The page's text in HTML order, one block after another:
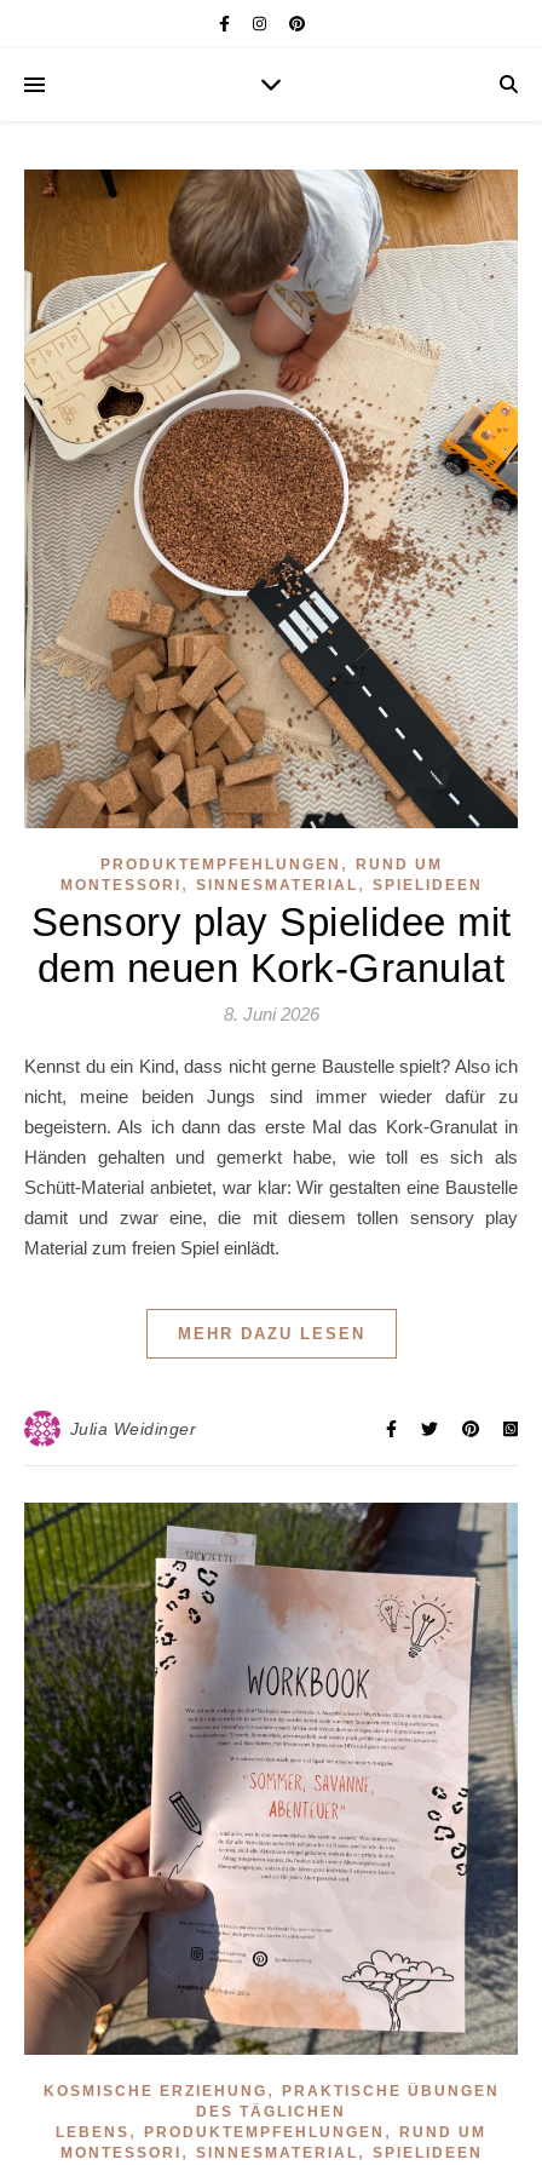
PRODUKTEMPFEHLUNGEN ,
RUND UM
MONTESSORI
, SINNESMATERIAL , SPIELIDEEN
Sensory play Spielidee mit
dem neuen Kork-Granulat
8. Juni 2026
Kennst du ein Kind, dass nicht gerne Baustelle spielt? Also ich
nicht, meine beiden Jungs sind immer wieder dafür zu
begeistern. Als ich dann das erste Mal das Kork-Granulat in
Händen gehalten und gemerkt habe, wie toll es sich als
Schütt-Material anbietet, war klar: Wir gestalten eine Baustelle
damit und zwar eine, die mit diesem tollen sensory play
Material zum freien Spiel einlädt.
MEHR DAZU LESEN
Julia Weidinger
KOSMISCHE ERZIEHUNG ,
PRAKTISCHE ÜBUNGEN
DES TÄGLICHEN
LEBENS , PRODUKTEMPFEHLUNGEN ,
RUND UM
MONTESSORI , SINNESMATERIAL , SPIELIDEEN